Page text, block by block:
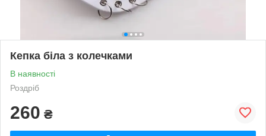
Кепка біла з колечками
В наявності
Роздріб
260 ₴